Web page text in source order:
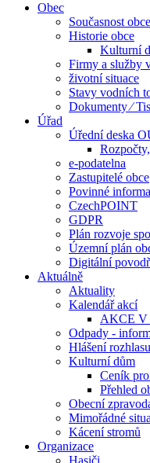
Obec
Současnost obce
Historie obce
Kulturní
Firmy a služby
životní situace
Stavy vodních
Dokumenty ⁄
Úřad
Úřední deska
e-podatelna
Zastupitelé obce
Povinné
CzechPOINT
GDPR
Plán rozvoje
Územní plán
Digitální
Aktuálně
Aktuality
Kalendář akcí
AKCE V
Odpady -
Hlášení rozhlasu
Kulturní dům
Ceník
Přehled
Obecní
Mimořádné
Kácení stromů
Organizace
Hasiči